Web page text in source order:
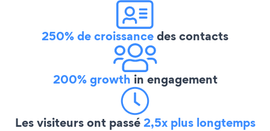
250% de croissancedes contacts
200% growth in engagement
Les visiteurs ont passé2,5x plus longtemps